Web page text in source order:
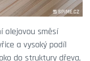
olejovou směsí
a vysoký podíl
do struktury dřeva,